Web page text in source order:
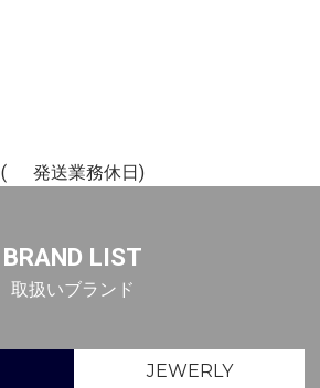
(
発送業務休日)
BRAND LIST
取扱いブランド
JEWERLY